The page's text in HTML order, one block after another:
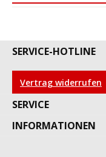
SERVICE-HOTLINE
Vertrag widerrufen
SERVICE
INFORMATIONEN